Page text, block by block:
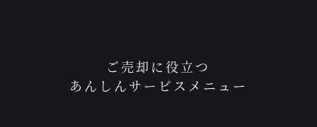
ご売却に役立つ
あんしんサービスメニュー